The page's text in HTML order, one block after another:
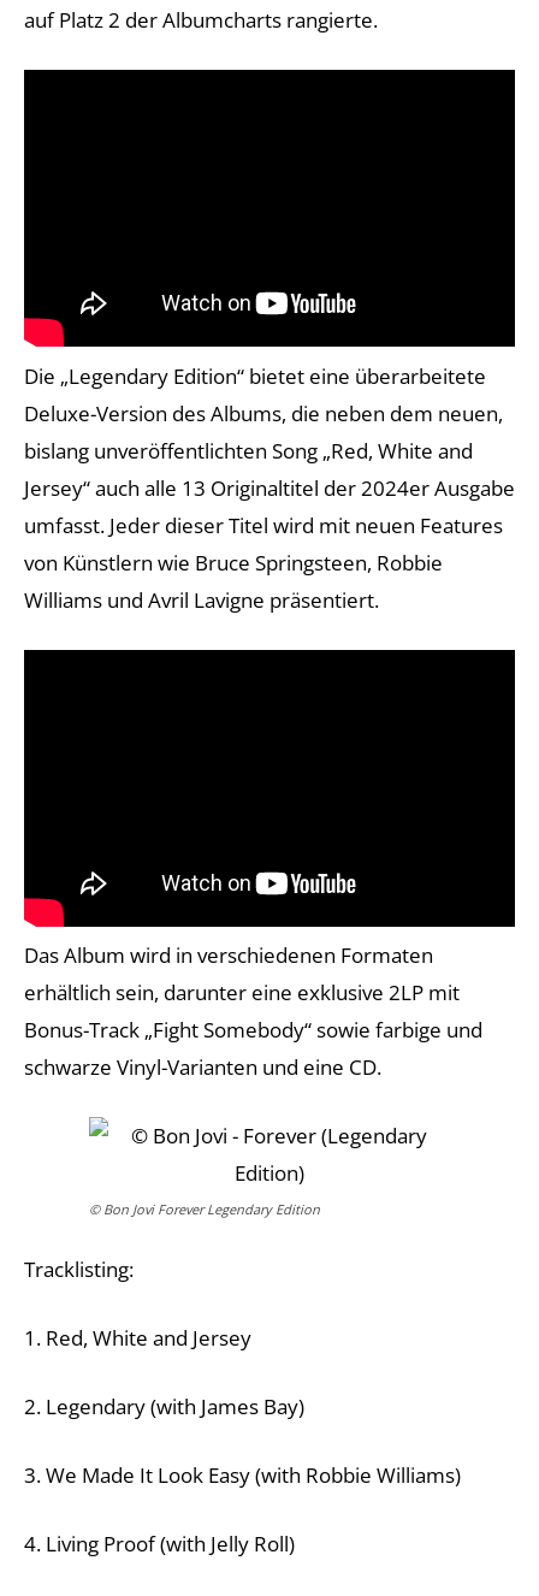
auf Platz 2 der Albumcharts rangierte.
Die „Legendary Edition“ bietet eine überarbeitete
Deluxe-Version des Albums, die neben dem neuen,
bislang unveröffentlichten Song „Red, White and
Jersey“ auch alle 13 Originaltitel der 2024er Ausgabe
umfasst. Jeder dieser Titel wird mit neuen Features
von Künstlern wie Bruce Springsteen, Robbie
Williams und Avril Lavigne präsentiert.
Das Album wird in verschiedenen Formaten
erhältlich sein, darunter eine exklusive 2LP mit
Bonus-Track „Fight Somebody“ sowie farbige und
schwarze Vinyl-Varianten und eine CD.
© Bon Jovi Forever Legendary Edition
Tracklisting:
1. Red, White and Jersey
2. Legendary (with James Bay)
3. We Made It Look Easy (with Robbie Williams)
4. Living Proof (with Jelly Roll)